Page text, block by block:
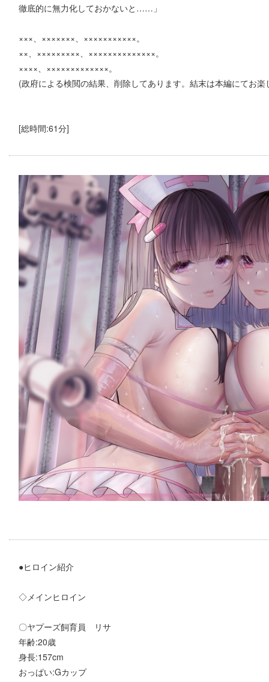
徹底的に無力化しておかないと……」
×××、×××××××、×××××××××××。
××、×××××××××、××××××××××××××。
××××、×××××××××××××。
(政府による検閲の結果、削除してあります。結末は本編にてお楽
[総時間:61分]
●ヒロイン紹介
◇メインヒロイン
〇ヤプーズ飼育員 リサ
年齢:20歳
身長:157cm
おっぱい:Gカップ